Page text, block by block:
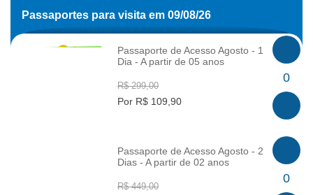
Passaportes para visita em 09/08/26
Passaporte de Acesso Agosto - 1
Dia - A partir de 05 anos
R$ 299,00
Por R$ 109,90
0
Passaporte de Acesso Agosto - 2
Dias - A partir de 02 anos
R$ 449,00
0